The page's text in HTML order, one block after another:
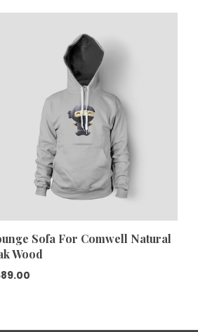
Sofa For Comwell Natural
Wood